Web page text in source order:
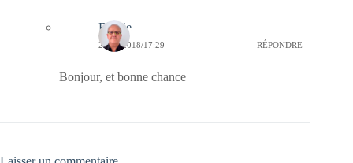
Bernie
25/05/2018/17:29 RÉPONDRE
Bonjour, et bonne chance